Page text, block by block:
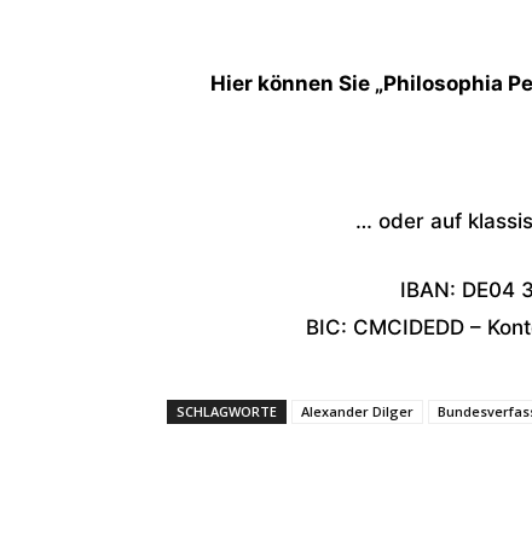
Hier können Sie „Philosophia
… oder auf
IBAN: DE04
BIC: CMCIDEDD –
SCHLAGWORTE Alexander Dilger